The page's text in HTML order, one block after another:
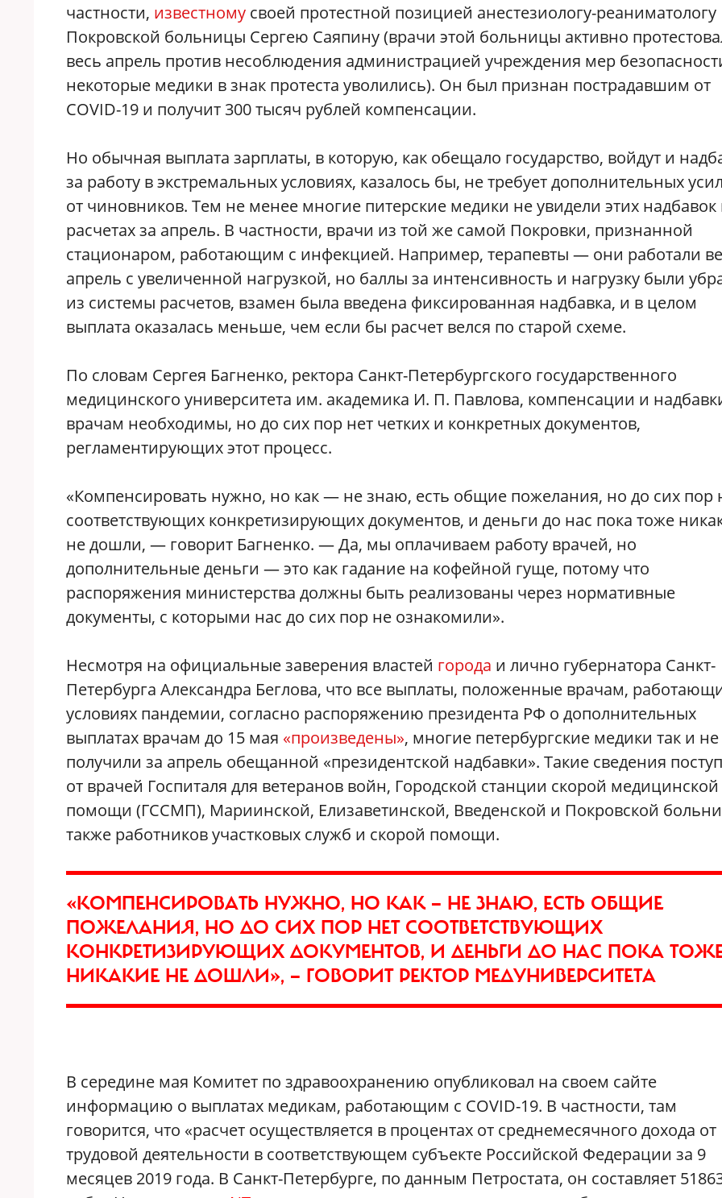
частности, известному своей протестной позицией анестезиологу-реаниматологу
Покровской больницы Сергею Саяпину (врачи этой больницы активно
весь апрель против несоблюдения администрацией учреждения мер
некоторые медики в знак протеста уволились). Он был признан пострадавшим от
COVID-19 и получит 300 тысяч рублей компенсации.
Но обычная выплата зарплаты, в которую, как обещало государство, войдут и
за работу в экстремальных условиях, казалось бы, не требует дополнительных
от чиновников. Тем не менее многие питерские медики не увидели этих надбавок
расчетах за апрель. В частности, врачи из той же самой Покровки, признанной
стационаром, работающим с инфекцией. Например, терапевты — они работали
апрель с увеличенной нагрузкой, но баллы за интенсивность и нагрузку были
из системы расчетов, взамен была введена фиксированная надбавка, и в целом
выплата оказалась меньше, чем если бы расчет велся по старой схеме.
По словам Сергея Багненко, ректора Санкт-Петербургского государственного
медицинского университета им. академика И. П. Павлова, компенсации и
врачам необходимы, но до сих пор нет четких и конкретных документов,
регламентирующих этот процесс.
«Компенсировать нужно, но как — не знаю, есть общие пожелания, но до сих пор
соответствующих конкретизирующих документов, и деньги до нас пока тоже
не дошли, — говорит Багненко. — Да, мы оплачиваем работу врачей, но
дополнительные деньги — это как гадание на кофейной гуще, потому что
распоряжения министерства должны быть реализованы через нормативные
документы, с которыми нас до сих пор не ознакомили».
Несмотря на официальные заверения властей города и лично губернатора Санкт-
Петербурга Александра Беглова, что все выплаты, положенные врачам,
условиях пандемии, согласно распоряжению президента РФ о дополнительных
выплатах врачам до 15 мая «произведены», многие петербургские медики так и не
получили за апрель обещанной «президентской надбавки». Такие сведения
от врачей Госпиталя для ветеранов войн, Городской станции скорой медицинской
помощи (ГССМП), Мариинской, Елизаветинской, Введенской и Покровской
также работников участковых служб и скорой помощи.
«КОМПЕНСИРОВАТЬ НУЖНО, НО КАК — НЕ ЗНАЮ, ЕСТЬ ОБЩИЕ
ПОЖЕЛАНИЯ, НО ДО СИХ ПОР НЕТ СООТВЕТСТВУЮЩИХ
КОНКРЕТИЗИРУЮЩИХ ДОКУМЕНТОВ, И ДЕНЬГИ ДО НАС ПОКА
НИКАКИЕ НЕ ДОШЛИ», — ГОВОРИТ РЕКТОР МЕДУНИВЕРСИТЕТА
В середине мая Комитет по здравоохранению опубликовал на своем сайте
информацию о выплатах медикам, работающим с COVID-19. В частности, там
говорится, что «расчет осуществляется в процентах от среднемесячного дохода от
трудовой деятельности в соответствующем субъекте Российской Федерации за 9
месяцев 2019 года. В Санкт-Петербурге, по данным Петростата, он составляет